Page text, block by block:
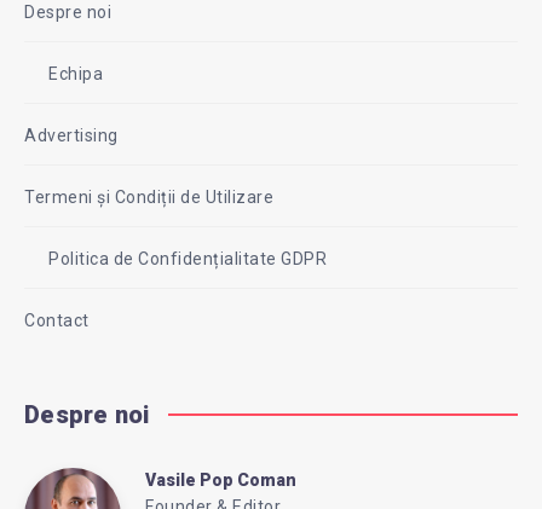
Despre noi
Echipa
Advertising
Termeni și Condiții de Utilizare
Politica de Confidențialitate GDPR
Contact
Despre noi
Vasile Pop Coman